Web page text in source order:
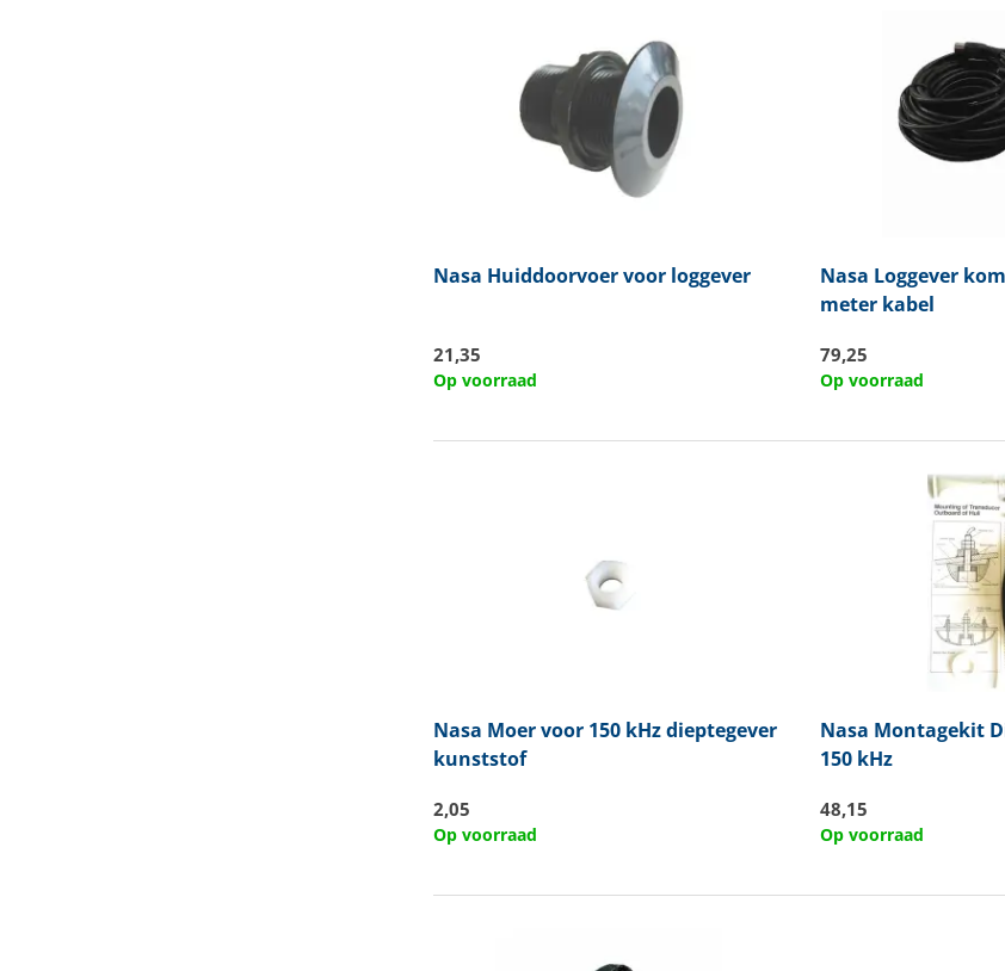
Nasa Huiddoorvoer voor loggever
21,35
Op voorraad
Nasa Loggever
meter kabel
79,25
Op voorraad
Nasa Moer voor 150 kHz dieptegever
kunststof
2,05
Op voorraad
Nasa Montagekit
150 kHz
48,15
Op voorraad